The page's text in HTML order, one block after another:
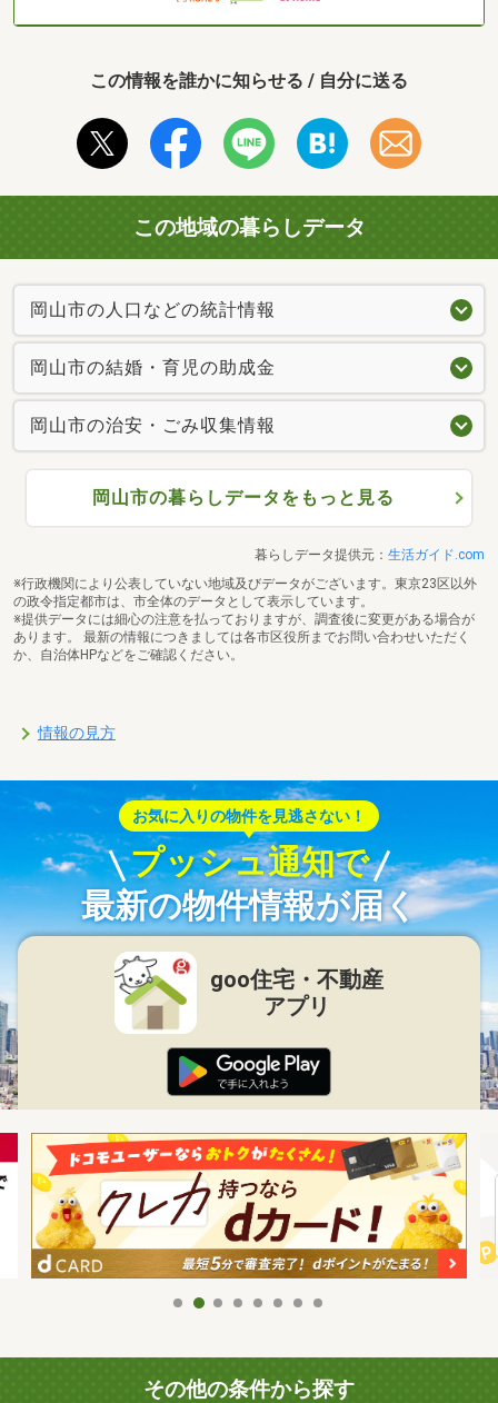
この情報を誰かに知らせる / 自分に送る
この地域の暮らしデータ
岡山市の人口などの統計情報
岡山市の結婚・育児の助成金
岡山市の治安・ごみ収集情報
岡山市の暮らしデータをもっと見る
暮らしデータ提供元： 生活ガイド.com
※行政機関により公表していない地域及びデータがございます。東京23区以外
の政令指定都市は、市全体のデータとして表示しています。
※提供データには細心の注意を払っておりますが、調査後に変更がある場合が
あります。 最新の情報につきましては各市区役所までお問い合わせいただく
か、自治体HPなどをご確認ください。
情報の見方
お気に入りの物件を見逃さない！
プッシュ通知で
最新の物件情報が届く
goo住宅・不動産
アプリ
その他の条件から探す